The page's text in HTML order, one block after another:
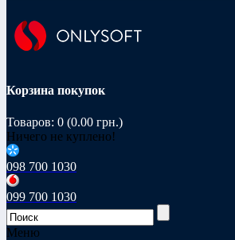
Корзина покупок
Товаров: 0 (0.00 грн.)
Ничего не куплено!
098 700 1030
099 700 1030
Меню